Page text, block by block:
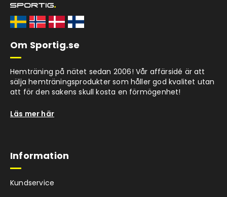
Om Sportig.se
Hemträning på nätet sedan 2006! Vår affärsidé är att
sälja hemträningsprodukter som håller god kvalitet utan
att för den sakens skull kosta en förmögenhet!
Läs mer här
Information
Kundservice